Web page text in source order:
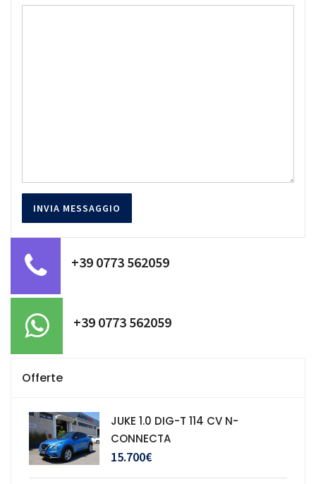
+39 0773 562059
+39 0773 562059
Offerte
JUKE 1.0 DIG-T 114 CV N-
CONNECTA
15.700€